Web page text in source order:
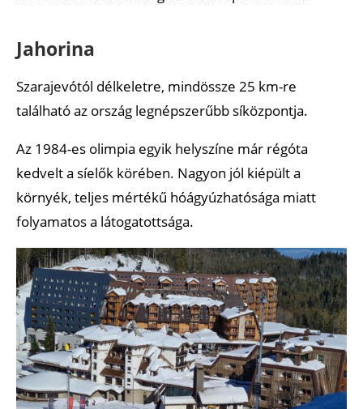
Jahorina
Szarajevótól délkeletre, mindössze 25 km-re
található az ország legnépszerűbb síközpontja.
Az 1984-es olimpia egyik helyszíne már régóta
kedvelt a síelők körében. Nagyon jól kiépült a
környék, teljes mértékű hóágyúzhatósága miatt
folyamatos a látogatottsága.